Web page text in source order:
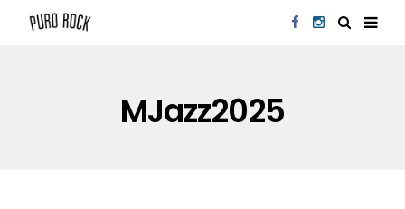
MJazz2025